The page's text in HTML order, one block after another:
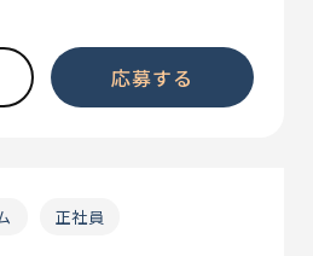
応募する
正社員